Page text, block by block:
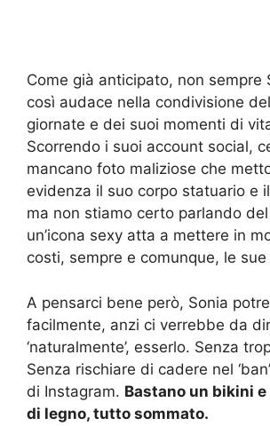
Come già anticipato, non sempre
così audace nella condivisione
giornate e dei suoi momenti di
Scorrendo i suoi account social,
mancano foto maliziose che
evidenza il suo corpo statuario e
ma non stiamo certo parlando
un’icona sexy atta a mettere in
costi, sempre e comunque, le sue
A pensarci bene però, Sonia
facilmente, anzi ci verrebbe da
‘naturalmente’, esserlo. Senza
Senza rischiare di cadere nel
di Instagram. Bastano un bikini
di legno, tutto sommato.